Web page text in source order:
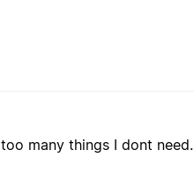
many things I dont need.